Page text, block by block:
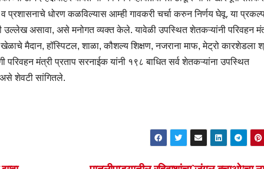
धोरण कळविल्यास आम्ही गावकरी चर्चा करुन निर्णय घेवू. या
उल्लेख असावा, असे मनोगत व्यक्त केले. यावेळी उपस्थित शेतकऱ्यांनी परिवहन
मैदान, हॉस्पिटल, शाळा, कौशल्य शिक्षण, नजराना माफ, मेट्रो कारशेडला
परिवहन मंत्री प्रताप सरनाईक यांनी १९८ बाधित सर्व शेतकऱ्यांना उपस्थित
असे शेवटी सांगितले.